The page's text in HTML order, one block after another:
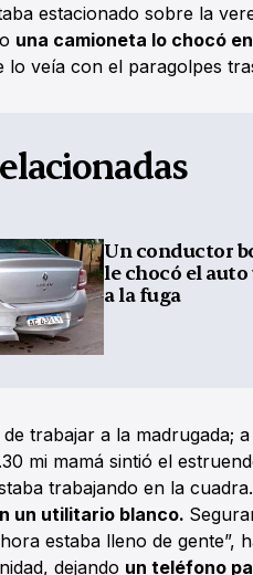
estacionado sobre la
una camioneta lo chocó
lo veía con el paragolpes
Un conductor
le chocó el auto
a la fuga
trabajar a la madrugada;
mi mamá sintió el
trabajando en la
un utilitario blanco.
estaba lleno de gente”,
dejando un teléfono